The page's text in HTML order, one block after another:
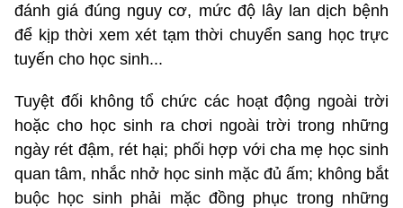
đánh giá đúng nguy cơ, mức độ lây lan dịch bệnh
để kịp thời xem xét tạm thời chuyển sang học trực
tuyến cho học sinh...
Tuyệt đối không tổ chức các hoạt động ngoài trời
hoặc cho học sinh ra chơi ngoài trời trong những
ngày rét đậm, rét hại; phối hợp với cha mẹ học sinh
quan tâm, nhắc nhở học sinh mặc đủ ấm; không bắt
buộc học sinh phải mặc đồng phục trong những